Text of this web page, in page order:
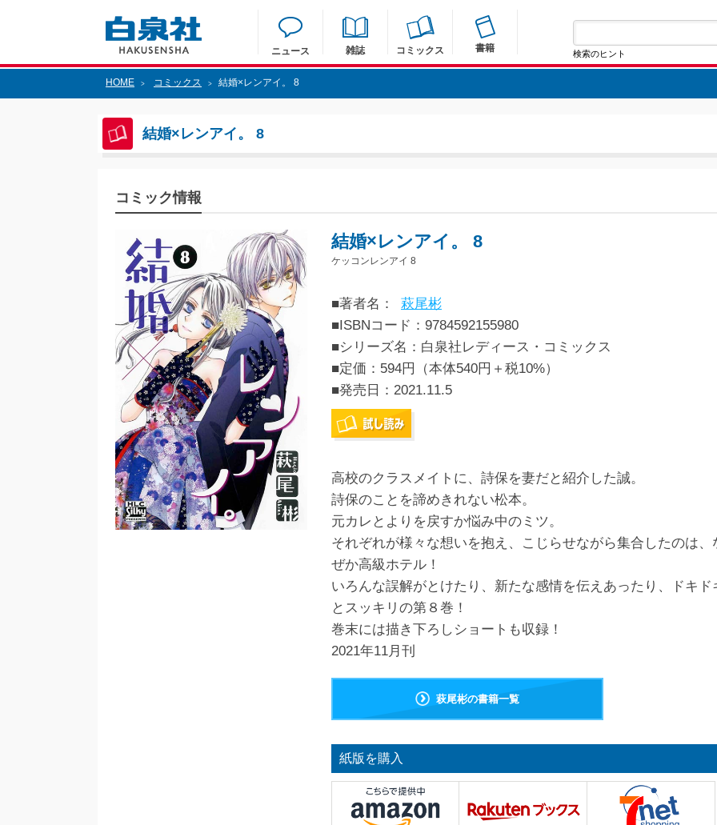
ニュース 雑誌 コミックス 書籍 検索のヒント
HOME > コミックス > 結婚×レンアイ。 8
結婚×レンアイ。 8
コミック情報
結婚×レンアイ。 8
ケッコンレンアイ 8
■著者名：
萩尾彬
■ISBNコード：9784592155980
■シリーズ名：白泉社レディース・コミックス
■定価：594円（本体540円＋税10%）
■発売日： 2021.11.5
高校のクラスメイトに、詩保を妻だと紹介した誠。
詩保のことを諦めきれない松本。
元カレとよりを戻すか悩み中のミツ。
それぞれが様々な想いを抱え、こじらせながら集合したのは、
ぜか高級ホテル！
いろんな誤解がとけたり、新たな感情を伝えあったり、ドキド
とスッキリの第８巻！
巻末には描き下ろしショートも収録！
2021年11月刊
萩尾彬の書籍一覧
紙版を購入